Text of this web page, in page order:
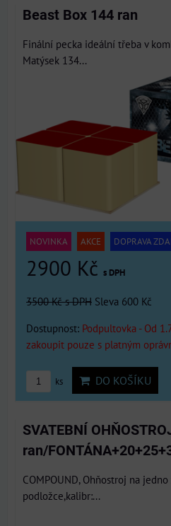
Beast Box 144 ran
Finální pecka ideální třeba v
Matýsek 134...
NOVINKA AKCE DOPRAVA
2900 Kč s DPH
3500 Kčs DPH Sleva 600 Kč
Dostupnost: Podpultovka - Od
zakoupit pouze s platným
ks DO KOŠÍKU
SVATEBNÍ
ran/
COMPOUND, Ohňostroj na
podložce,kalibr:...